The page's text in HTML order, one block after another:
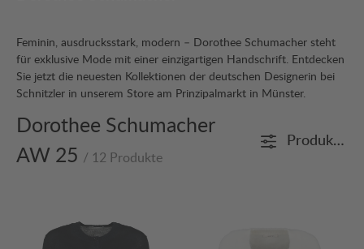
Feminin, ausdrucksstark, modern – Dorothee Schumacher steht
für exklusive Mode mit einer einzigartigen Handschrift. Entdecken
Sie jetzt die neuesten Kollektionen der deutschen Designerin bei
Schnitzler in unserem Store am Prinzipalmarkt in Münster.
Dorothee Schumacher
AW 25 / 12 Produkte
Produkte